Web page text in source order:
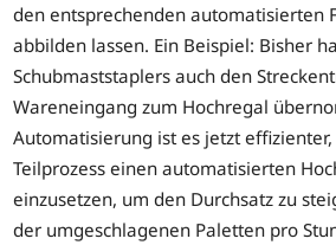
den entsprechenden automatisierten
abbilden lassen. Ein Beispiel: Bisher
Schubmaststaplers auch den
Wareneingang zum Hochregal
Automatisierung ist es jetzt
Teilprozess einen automatisierten
einzusetzen, um den Durchsatz zu
der umgeschlagenen Paletten pro